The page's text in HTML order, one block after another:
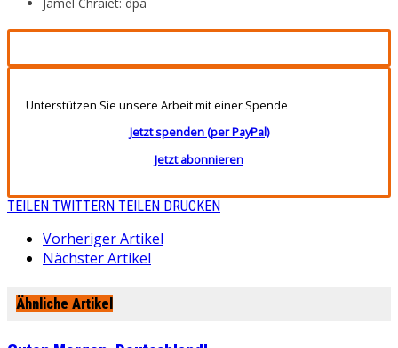
Unterstützen Sie unsere Arbeit mit einer Spende
Jetzt spenden (per PayPal)
Jetzt abonnieren
TEILEN TWITTERN TEILEN DRUCKEN
Vorheriger Artikel
Nächster Artikel
Ähnliche Artikel